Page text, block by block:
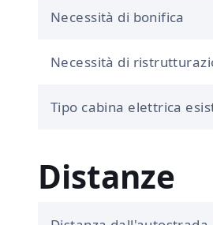
Necessità di bonifica
Necessità di
Tipo cabina elettrica
Distanze